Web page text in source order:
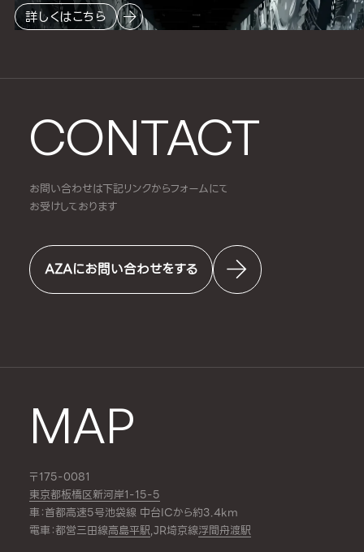
CONTACT
お問い合わせは下記リンクからフォームにて
お受けしております
AZAにお問い合わせをする
MAP
〒175-0081
東京都板橋区新河岸1-15-5
車：首都高速5号池袋線 中台ICから約3.4km
電車：都営三田線高島平駅,JR埼京線浮間舟渡駅
詳しくはこちら